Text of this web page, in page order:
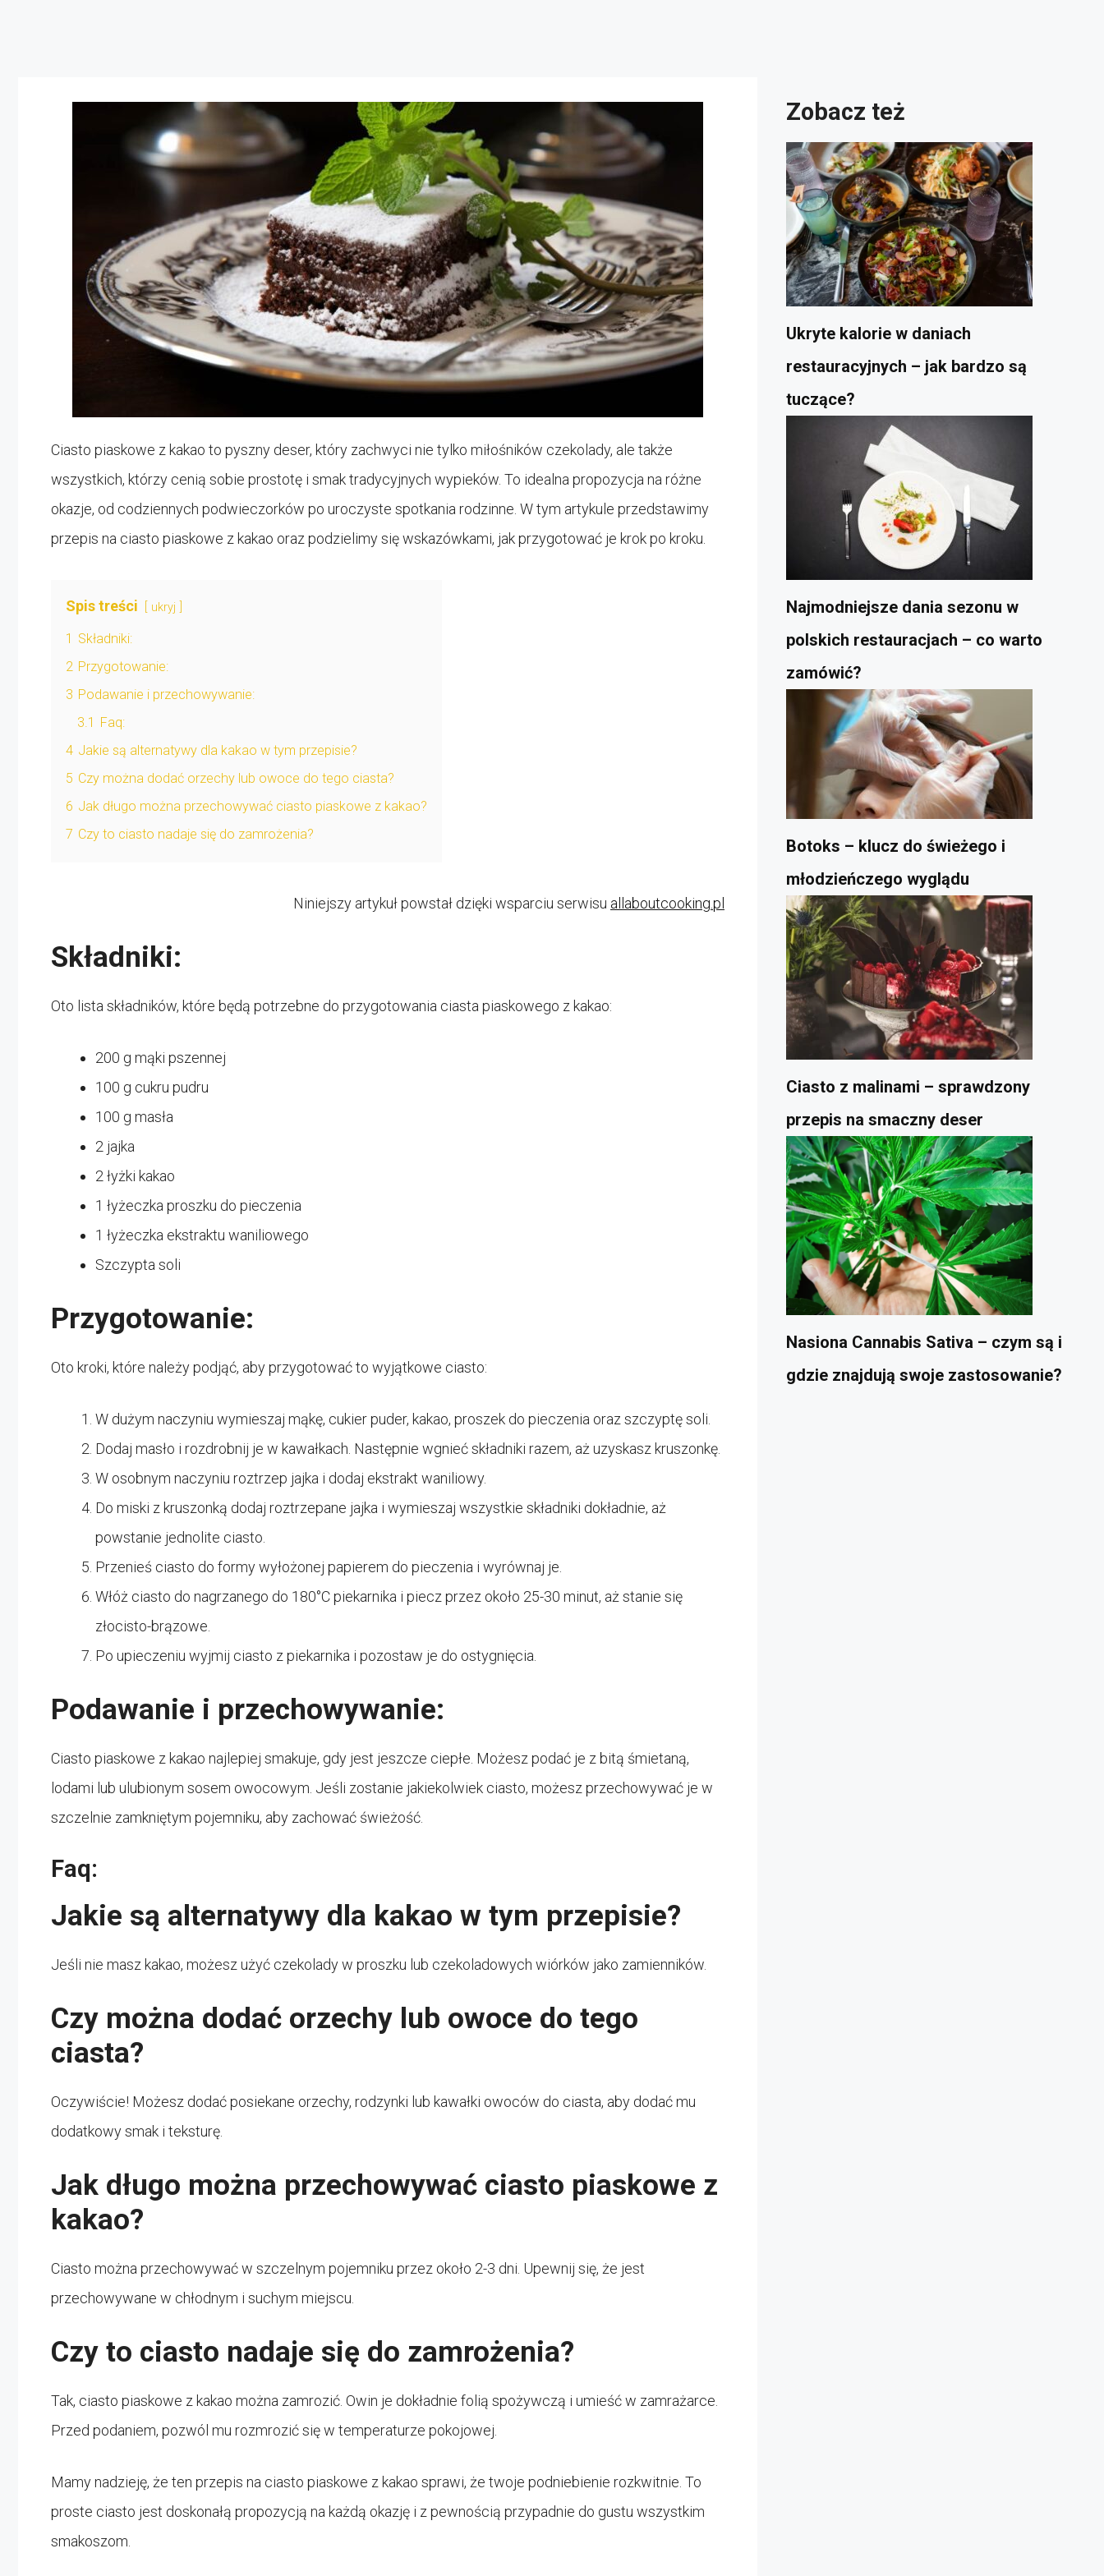
Ciasto piaskowe z kakao to pyszny deser, który zachwyci nie tylko miłośników czekolady, ale także
wszystkich, którzy cenią sobie prostotę i smak tradycyjnych wypieków. To idealna propozycja na różne
okazje, od codziennych podwieczorków po uroczyste spotkania rodzinne. W tym artykule przedstawimy
przepis na ciasto piaskowe z kakao oraz podzielimy się wskazówkami, jak przygotować je krok po kroku.
Spis treści ukryj
1 Składniki:
2 Przygotowanie:
3 Podawanie i przechowywanie:
3.1 Faq:
4 Jakie są alternatywy dla kakao w tym przepisie?
5 Czy można dodać orzechy lub owoce do tego ciasta?
6 Jak długo można przechowywać ciasto piaskowe z kakao?
7 Czy to ciasto nadaje się do zamrożenia?
Niniejszy artykuł powstał dzięki wsparciu serwisu allaboutcooking.pl
Składniki:
Oto lista składników, które będą potrzebne do przygotowania ciasta piaskowego z kakao:
200 g mąki pszennej
100 g cukru pudru
100 g masła
2 jajka
2 łyżki kakao
1 łyżeczka proszku do pieczenia
1 łyżeczka ekstraktu waniliowego
Szczypta soli
Przygotowanie:
Oto kroki, które należy podjąć, aby przygotować to wyjątkowe ciasto:
W dużym naczyniu wymieszaj mąkę, cukier puder, kakao, proszek do pieczenia oraz szczyptę soli.
Dodaj masło i rozdrobnij je w kawałkach. Następnie wgnieć składniki razem, aż uzyskasz kruszonkę.
W osobnym naczyniu roztrzep jajka i dodaj ekstrakt waniliowy.
Do miski z kruszonką dodaj roztrzepane jajka i wymieszaj wszystkie składniki dokładnie, aż
powstanie jednolite ciasto.
Przenieś ciasto do formy wyłożonej papierem do pieczenia i wyrównaj je.
Włóż ciasto do nagrzanego do 180°C piekarnika i piecz przez około 25-30 minut, aż stanie się
złocisto-brązowe.
Po upieczeniu wyjmij ciasto z piekarnika i pozostaw je do ostygnięcia.
Podawanie i przechowywanie:
Ciasto piaskowe z kakao najlepiej smakuje, gdy jest jeszcze ciepłe. Możesz podać je z bitą śmietaną,
lodami lub ulubionym sosem owocowym. Jeśli zostanie jakiekolwiek ciasto, możesz przechowywać je w
szczelnie zamkniętym pojemniku, aby zachować świeżość.
Faq:
Jakie są alternatywy dla kakao w tym przepisie?
Jeśli nie masz kakao, możesz użyć czekolady w proszku lub czekoladowych wiórków jako zamienników.
Czy można dodać orzechy lub owoce do tego
ciasta?
Oczywiście! Możesz dodać posiekane orzechy, rodzynki lub kawałki owoców do ciasta, aby dodać mu
dodatkowy smak i teksturę.
Jak długo można przechowywać ciasto piaskowe z
kakao?
Ciasto można przechowywać w szczelnym pojemniku przez około 2-3 dni. Upewnij się, że jest
przechowywane w chłodnym i suchym miejscu.
Czy to ciasto nadaje się do zamrożenia?
Tak, ciasto piaskowe z kakao można zamrozić. Owin je dokładnie folią spożywczą i umieść w zamrażarce.
Przed podaniem, pozwól mu rozmrozić się w temperaturze pokojowej.
Mamy nadzieję, że ten przepis na ciasto piaskowe z kakao sprawi, że twoje podniebienie rozkwitnie. To
proste ciasto jest doskonałą propozycją na każdą okazję i z pewnością przypadnie do gustu wszystkim
smakoszom.
Zobacz też
Ukryte kalorie w daniach
restauracyjnych – jak bardzo są
tuczące?
Najmodniejsze dania sezonu w
polskich restauracjach – co warto
zamówić?
Botoks – klucz do świeżego i
młodzieńczego wyglądu
Ciasto z malinami – sprawdzony
przepis na smaczny deser
Nasiona Cannabis Sativa – czym są i
gdzie znajdują swoje zastosowanie?